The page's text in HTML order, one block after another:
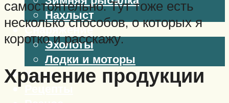
Нахлыст
Снаряжение
Эхолоты
Лодки и моторы
Узлы
самостоятельно. Тут тоже есть
несколько способов, о которых я
коротко и расскажу.
Хранение продукции